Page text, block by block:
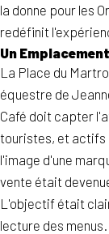
la donne pour les
redéfinit
Un
La Place du
équestre de
Café doit capter
touristes, et
l'image d'une
vente était
L'objectif était
lecture des